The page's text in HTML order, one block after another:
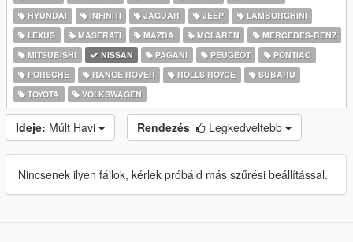
HYUNDAI
INFINITI JAGUAR JEEP
LAMBORGHINI
LEXUS
MASERATI MAZDA MCLAREN
MERCEDES-BENZ
MITSUBISHI
NISSAN PAGANI PEUGEOT
PONTIAC
PORSCHE
RANGE ROVER ROLLS ROYCE
SUBARU
TOYOTA
VOLKSWAGEN
Ideje: Múlt Havi Rendezés Legkedveltebb
Nincsenek ilyen fájlok, kérlek próbáld más szűrési beállítással.